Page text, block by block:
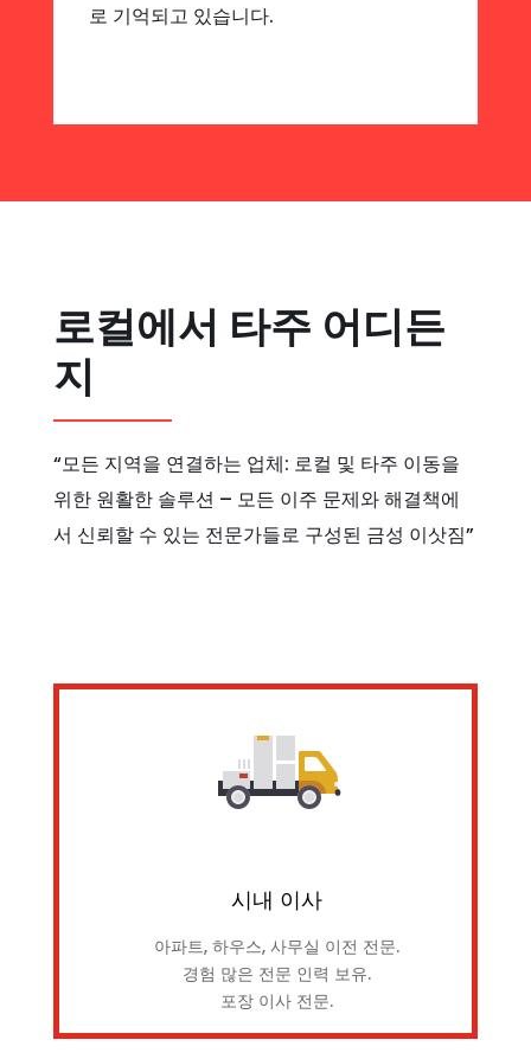
로 기억되고 있습니다.
로컬에서 타주 어디든
지
“모든 지역을 연결하는 업체: 로컬 및 타주 이동을
위한 원활한 솔루션 – 모든 이주 문제와 해결책에
서 신뢰할 수 있는 전문가들로 구성된 금성 이삿짐”
시내 이사
아파트, 하우스, 사무실 이전 전문.
경험 많은 전문 인력 보유.
포장 이사 전문.